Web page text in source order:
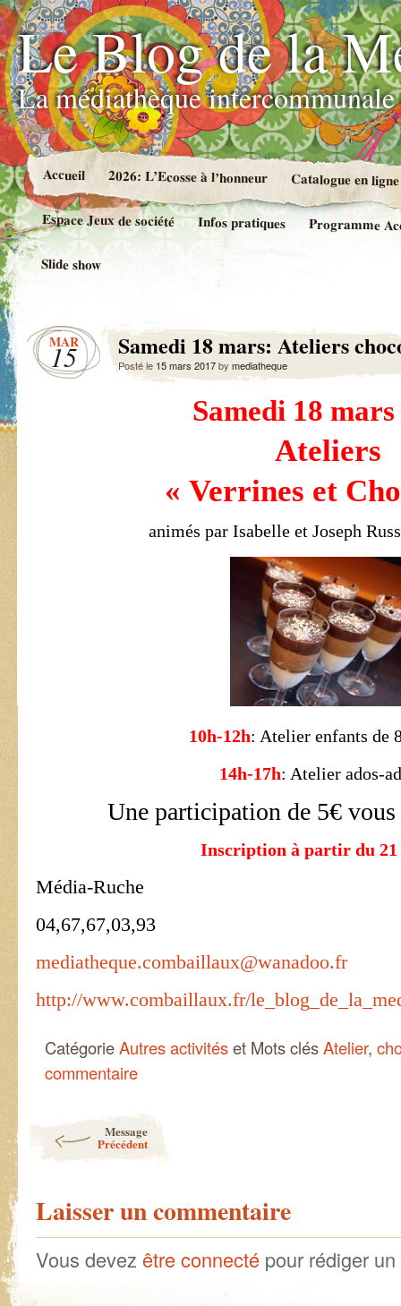
Le Blog de la
La médiathèque
Accueil 2026: L’Ecosse à l’honneur Catalogue en
Espace Jeux de société Infos pratiques Programme
Slide show
MAR
15 Samedi 18 mars: Ateliers
Posté le 15 mars 2017by mediatheque
Samedi 18
Ateliers
« Verrines et
animés par Isabelle et Joseph
10h-12h: Atelier enfants de
14h-17h: Atelier ados-
Une participation de 5€ vous
Inscription à partir du
Média-Ruche
04,67,67,03,93
mediatheque.combaillaux@wanadoo.fr
http://www.combaillaux.fr/
CatégorieAutres activitéset Mots clésAtelier,
commentaire
Message
Précédent
Laisser un commentaire
Vous devez être connecté pour rédiger